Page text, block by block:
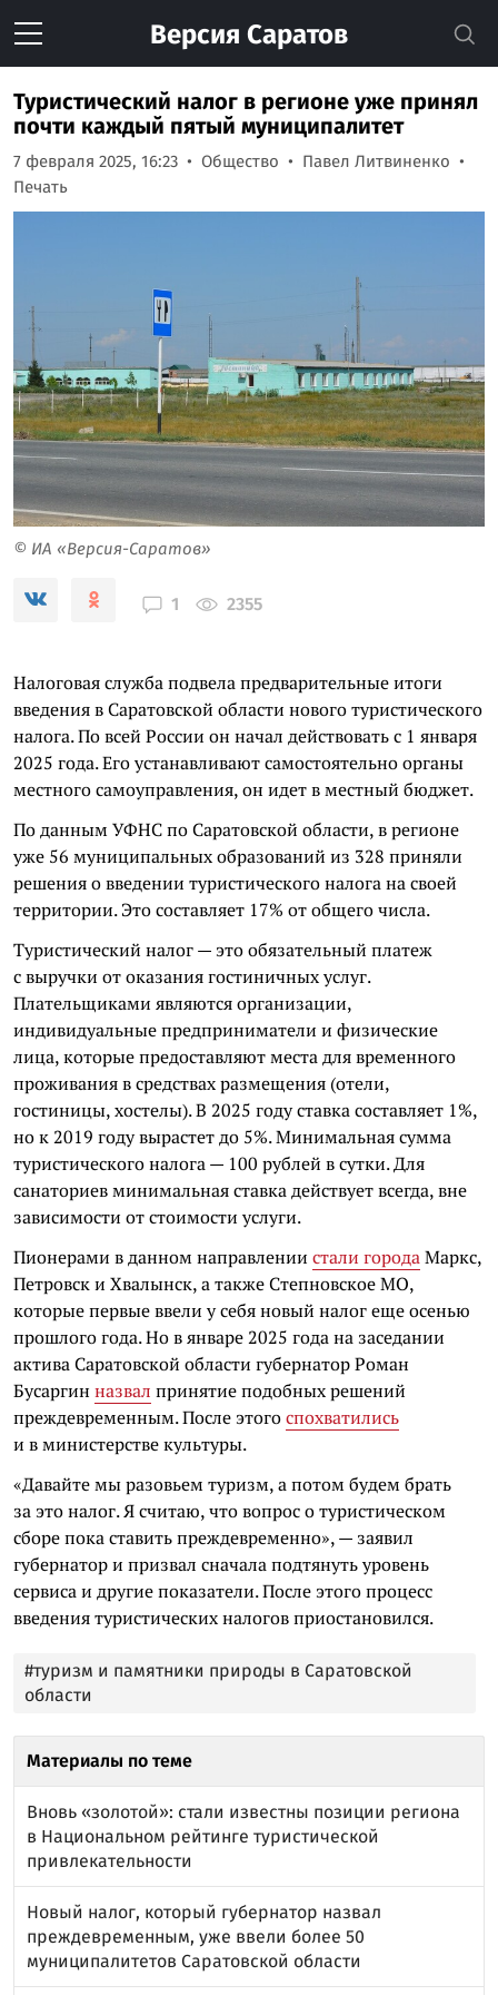
Версия Саратов
Туристический налог в регионе уже принял
почти каждый пятый муниципалитет
7 февраля 2025, 16:23 Общество
Павел Литвиненко
Печать
© ИА «Версия-Саратов»
1 2355
Налоговая служба подвела предварительные итоги
введения в Саратовской области нового туристического
налога. По всей России он начал действовать с 1 января
2025 года. Его устанавливают самостоятельно органы
местного самоуправления, он идет в местный бюджет.
По данным УФНС по Саратовской области, в регионе
уже 56 муниципальных образований из 328 приняли
решения о введении туристического налога на своей
территории. Это составляет 17% от общего числа.
Туристический налог — это обязательный платеж
с выручки от оказания гостиничных услуг.
Плательщиками являются организации,
индивидуальные предприниматели и физические
лица, которые предоставляют места для временного
проживания в средствах размещения (отели,
гостиницы, хостелы). В 2025 году ставка составляет 1%,
но к 2019 году вырастет до 5%. Минимальная сумма
туристического налога — 100 рублей в сутки. Для
санаториев минимальная ставка действует всегда, вне
зависимости от стоимости услуги.
Пионерами в данном направлении стали городаМаркс,
Петровск и Хвалынск, а также Степновское МО,
которые первые ввели у себя новый налог еще осенью
прошлого года. Но в январе 2025 года на заседании
актива Саратовской области губернатор Роман
Бусаргин назвал принятие подобных решений
преждевременным. После этогоспохватились
и в министерстве культуры.
«Давайте мы разовьем туризм, а потом будем брать
за это налог. Я считаю, что вопрос о туристическом
сборе пока ставить преждевременно», — заявил
губернатор и призвал сначала подтянуть уровень
сервиса и другие показатели. После этого процесс
введения туристических налогов приостановился.
#туризм и памятники природы в Саратовской
области
Материалы по теме
Вновь «золотой»: стали известны позиции региона
в Национальном рейтинге туристической
привлекательности
Новый налог, который губернатор назвал
преждевременным, уже ввели более 50
муниципалитетов Саратовской области